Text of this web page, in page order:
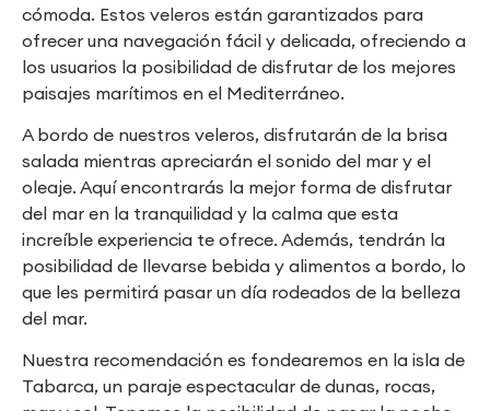
cómoda. Estos veleros están garantizados para
ofrecer una navegación fácil y delicada, ofreciendo a
los usuarios la posibilidad de disfrutar de los mejores
paisajes marítimos en el Mediterráneo.
A bordo de nuestros veleros, disfrutarán de la brisa
salada mientras apreciarán el sonido del mar y el
oleaje. Aquí encontrarás la mejor forma de disfrutar
del mar en la tranquilidad y la calma que esta
increíble experiencia te ofrece. Además, tendrán la
posibilidad de llevarse bebida y alimentos a bordo, lo
que les permitirá pasar un día rodeados de la belleza
del mar.
Nuestra recomendación es fondearemos en la isla de
Tabarca, un paraje espectacular de dunas, rocas,